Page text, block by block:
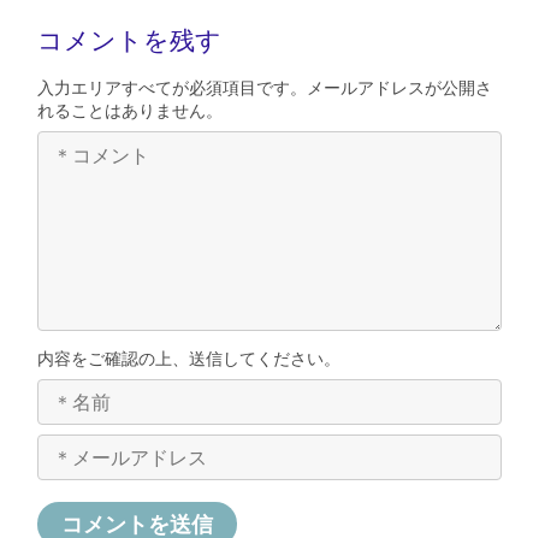
コメントを残す
入力エリアすべてが必須項目です。メールアドレスが公開さ
れることはありません。
内容をご確認の上、送信してください。